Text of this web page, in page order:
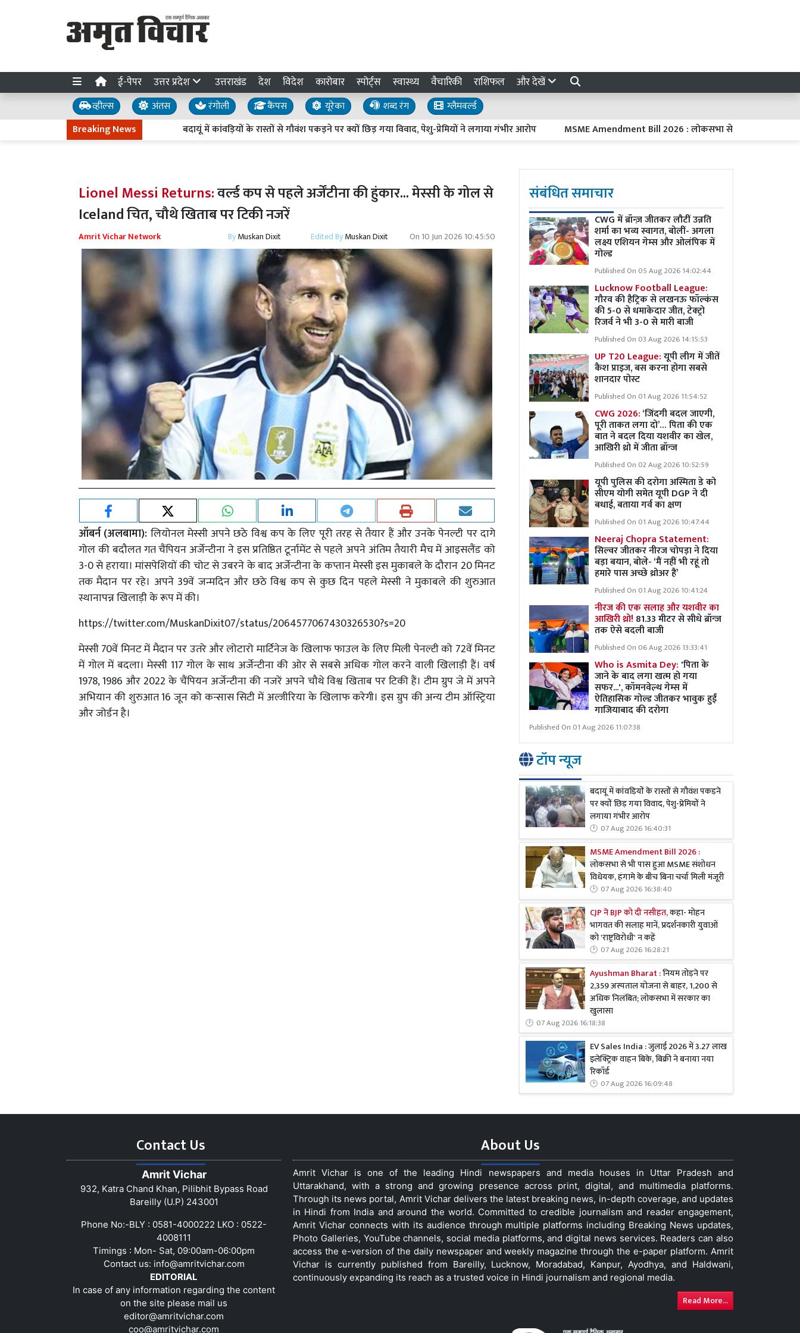
ई-पेपर उत्तर प्रदेश उत्तराखंड देश विदेश कारोबार स्पोर्ट्स स्वास्थ्य वैचारिकी राशिफल और देखें
व्हील्स अंतस रंगोली कैंपस यूरेका शब्द रंग
ग्लैमवर्ल्ड
Breaking News
बदायूं में कांवड़ियों के रास्तों से गौवंश पकड़ने पर क्यों छिड़ गया विवाद, पेशु-प्रेमियों ने लगाया गंभीर आरोप MSME Amendment Bill 2026 : लोकसभा से भी पास हुआ MSME
Lionel Messi Returns:वर्ल्ड कप से पहले अर्जेंटीना की हुंकार... मेस्सी के गोल से
Iceland चित, चौथे खिताब पर टिकी नजरें
Amrit Vichar Network ByMuskan Dixit Edited ByMuskan Dixit On 10 Jun 2026 10:45:50
ऑबर्न (अलबामा): लियोनल मेस्सी अपने छठे विश्व कप के लिए पूरी तरह से तैयार हैं और उनके पेनल्टी पर दागे
गोल की बदौलत गत चैंपियन अर्जेन्टीना ने इस प्रतिष्ठित टूर्नामेंट से पहले अपने अंतिम तैयारी मैच में आइसलैंड को
3-0 से हराया। मांसपेशियों की चोट से उबरने के बाद अर्जेन्टीना के कप्तान मेस्सी इस मुकाबले के दौरान 20 मिनट
तक मैदान पर रहे। अपने 39वें जन्मदिन और छठे विश्व कप से कुछ दिन पहले मेस्सी ने मुकाबले की शुरुआत
स्थानापन्न खिलाड़ी के रूप में की।
https://twitter.com/MuskanDixit07/status/2064577067430326530?s=20
मेस्सी 70वें मिनट में मैदान पर उतरे और लोटारो मार्टिनेज के खिलाफ फाउल के लिए मिली पेनल्टी को 72वें मिनट
में गोल में बदला। मेस्सी 117 गोल के साथ अर्जेन्टीना की ओर से सबसे अधिक गोल करने वाली खिलाड़ी हैं। वर्ष
1978, 1986 और 2022 के चैंपियन अर्जेन्टीना की नजरें अपने चौथे विश्व खिताब पर टिकी हैं। टीम ग्रुप जे में अपने
अभियान की शुरुआत 16 जून को कन्सास सिटी में अल्जीरिया के खिलाफ करेगी। इस ग्रुप की अन्य टीम ऑस्ट्रिया
और जोर्डन है।
संबंधित समाचार
CWG में ब्रॉन्ज़ जीतकर लौटीं उन्नति
शर्मा का भव्य स्वागत, बोलीं- अगला
लक्ष्य एशियन गेम्स और ओलंपिक में
गोल्ड
Published On 05 Aug 2026 14:02:44
Lucknow Football League:
गौरव की हैट्रिक से लखनऊ फॉल्कंस
की 5-0 से धमाकेदार जीत, टेक्ट्रो
रिजर्व ने भी 3-0 से मारी बाजी
Published On 03 Aug 2026 14:15:53
UP T20 League:यूपी लीग में जीतें
कैश प्राइज, बस करना होगा सबसे
शानदार पोस्ट
Published On 01 Aug 2026 11:54:52
CWG 2026:‘जिंदगी बदल जाएगी,
पूरी ताकत लगा दो’… पिता की एक
बात ने बदल दिया यशवीर का खेल,
आखिरी थ्रो में जीता ब्रॉन्ज
Published On 02 Aug 2026 10:52:59
यूपी पुलिस की दरोगा अस्मिता डे को
सीएम योगी समेत यूपी DGP ने दी
बधाई, बताया गर्व का क्षण
Published On 01 Aug 2026 10:47:44
Neeraj Chopra Statement:
सिल्वर जीतकर नीरज चोपड़ा ने दिया
बड़ा बयान, बोले- ‘मैं नहीं भी रहूं तो
हमारे पास अच्छे थ्रोअर हैं’
Published On 01 Aug 2026 10:41:24
नीरज की एक सलाह और यशवीर का
आखिरी थ्रो! 81.33 मीटर से सीधे ब्रॉन्ज
तक ऐसे बदली बाजी
Published On 06 Aug 2026 13:33:41
Who is Asmita Dey: 'पिता के
जाने के बाद लगा खत्म हो गया
सफर...', कॉमनवेल्थ गेम्स में
ऐतिहासिक गोल्ड जीतकर भावुक हुईं
गाजियाबाद की दरोगा
Published On 01 Aug 2026 11:07:38
टॉप न्यूज
बदायूं में कांवड़ियों के रास्तों से गौवंश पकड़ने
पर क्यों छिड़ गया विवाद, पेशु-प्रेमियों ने
लगाया गंभीर आरोप
07 Aug 2026 16:40:31
MSME Amendment Bill 2026 :
लोकसभा से भी पास हुआ MSME संशोधन
विधेयक, हंगामे के बीच बिना चर्चा मिली मंजूरी
07 Aug 2026 16:38:40
CJP ने BJP को दी नसीहत,कहा- मोहन
भागवत की सलाह मानें, प्रदर्शनकारी युवाओं
को 'राष्ट्रविरोधी' न कहें
07 Aug 2026 16:28:21
Ayushman Bharat :नियम तोड़ने पर
2,359 अस्पताल योजना से बाहर, 1,200 से
अधिक निलंबित; लोकसभा में सरकार का
खुलासा
07 Aug 2026 16:18:38
EV Sales India : जुलाई 2026 में 3.27 लाख
इलेक्ट्रिक वाहन बिके, बिक्री ने बनाया नया
रिकॉर्ड
07 Aug 2026 16:09:48
Contact Us
Amrit Vichar
932, Katra Chand Khan, Pilibhit Bypass Road
Bareilly (U.P) 243001
Phone No:-BLY : 0581-4000222 LKO : 0522-
4008111
Timings : Mon- Sat, 09:00am-06:00pm
Contact us: info@amritvichar.com
EDITORIAL
In case of any information regarding the content
on the site please mail us
editor@amritvichar.com
coo@amritvichar.com
About Us
Amrit Vichar is one of the leading Hindi newspapers and media houses in Uttar Pradesh and
Uttarakhand, with a strong and growing presence across print, digital, and multimedia platforms.
Through its news portal, Amrit Vichar delivers the latest breaking news, in-depth coverage, and updates
in Hindi from India and around the world. Committed to credible journalism and reader engagement,
Amrit Vichar connects with its audience through multiple platforms including Breaking News updates,
Photo Galleries, YouTube channels, social media platforms, and digital news services. Readers can also
access the e-version of the daily newspaper and weekly magazine through the e-paper platform. Amrit
Vichar is currently published from Bareilly, Lucknow, Moradabad, Kanpur, Ayodhya, and Haldwani,
continuously expanding its reach as a trusted voice in Hindi journalism and regional media.
Read More...